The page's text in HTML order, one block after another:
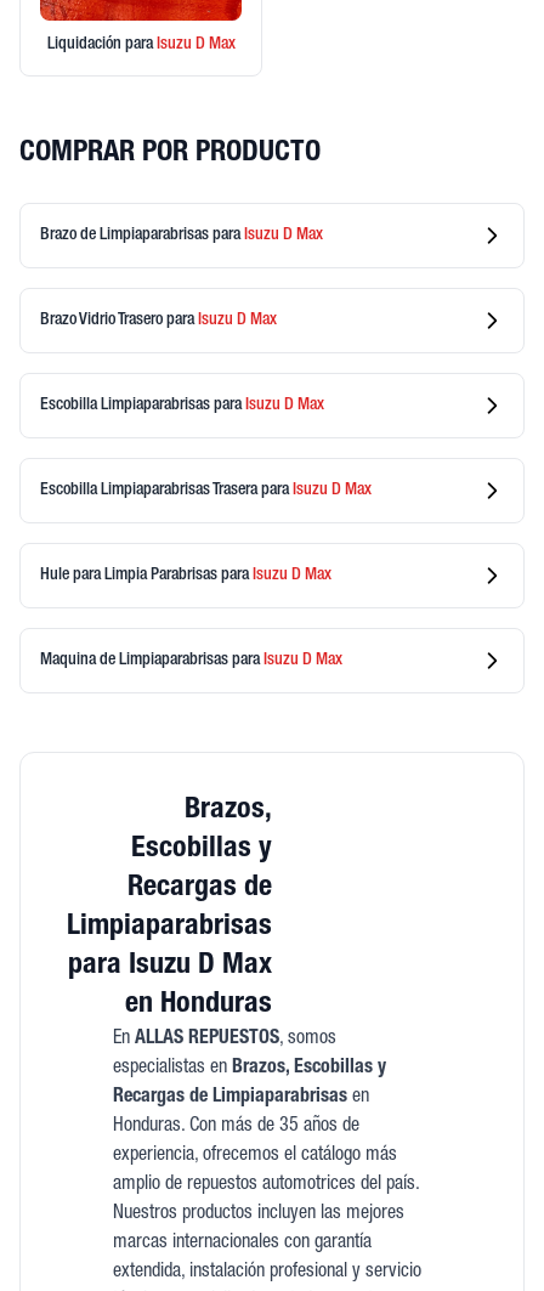
Liquidación paraIsuzu D Max
COMPRAR POR PRODUCTO
Brazo de Limpiaparabrisas para Isuzu D Max
Brazo Vidrio Trasero para Isuzu D Max
Escobilla Limpiaparabrisas para Isuzu D Max
Escobilla Limpiaparabrisas Traserapara Isuzu D Max
Hule para Limpia Parabrisas para Isuzu D Max
Maquina de Limpiaparabrisas para Isuzu D Max
Brazos,
Escobillas y
Recargas de
Limpiaparabrisas
para Isuzu D Max
en Honduras
En ALLAS REPUESTOS, somos
especialistas en Brazos, Escobillas y
Recargas de Limpiaparabrisasen
Honduras. Con más de 35 años de
experiencia, ofrecemos el catálogo más
amplio de repuestos automotrices del país.
Nuestros productos incluyen las mejores
marcas internacionales con garantía
extendida, instalación profesional y servicio